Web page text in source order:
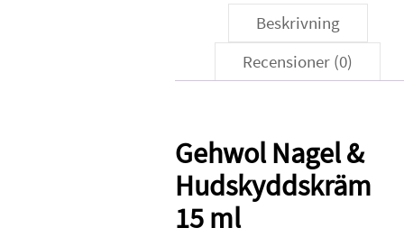
Beskrivning
Recensioner (0)
Gehwol Nagel &
Hudskyddskräm
15 ml